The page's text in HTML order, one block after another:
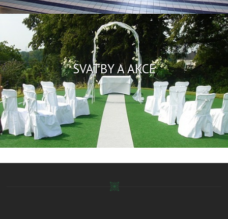
SVATBY A AKCE